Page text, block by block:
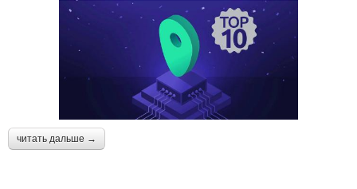
читать дальше →